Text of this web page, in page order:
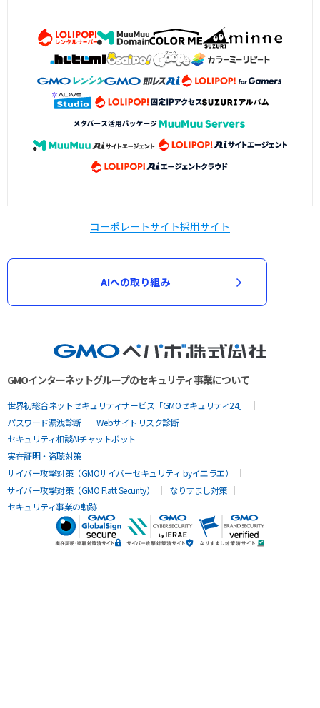
コーポレートサイト採用サイト
AIへの取り組み
GMOインターネットグループのセキュリティ事業について
世界初総合ネットセキュリティサービス「GMOセキュリティ24」
パスワード漏洩診断
Webサイトリスク診断
セキュリティ相談AIチャットボット
実在証明・盗聴対策
サイバー攻撃対策（GMOサイバーセキュリティ byイエラエ）
サイバー攻撃対策（GMO Flatt Security）
なりすまし対策
セキュリティ事業の軌跡